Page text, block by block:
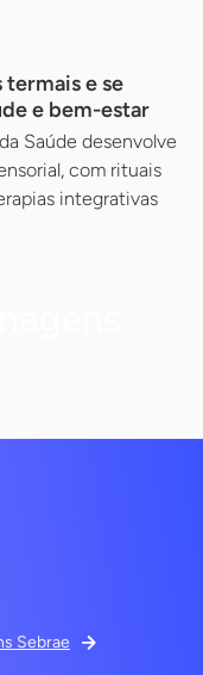
termais e se
e bem-estar
Saúde desenvolve
com rituais
integrativas
Sebrae